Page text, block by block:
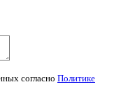
согласно Политике